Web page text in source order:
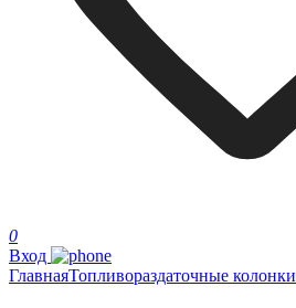
0
Вход
ГлавнаяТопливораздаточные колонки